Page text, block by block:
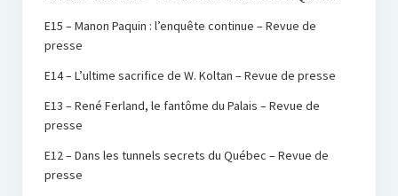
E15 – Manon Paquin : l’enquête continue – Revue de
presse
E14 – L’ultime sacrifice de W. Koltan – Revue de presse
E13 – René Ferland, le fantôme du Palais – Revue de
presse
E12 – Dans les tunnels secrets du Québec – Revue de
presse